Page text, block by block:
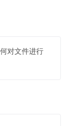
对文件进行